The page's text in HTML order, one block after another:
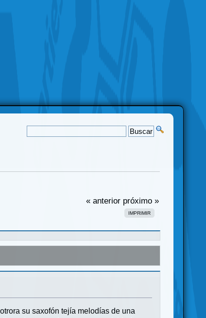
« anterior próximo »
IMPRIMIR
su saxofón tejía melodías de una